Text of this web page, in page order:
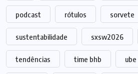
podcast rótulos sorvete
sustentabilidade sxsw2026
tendências time bhb ube